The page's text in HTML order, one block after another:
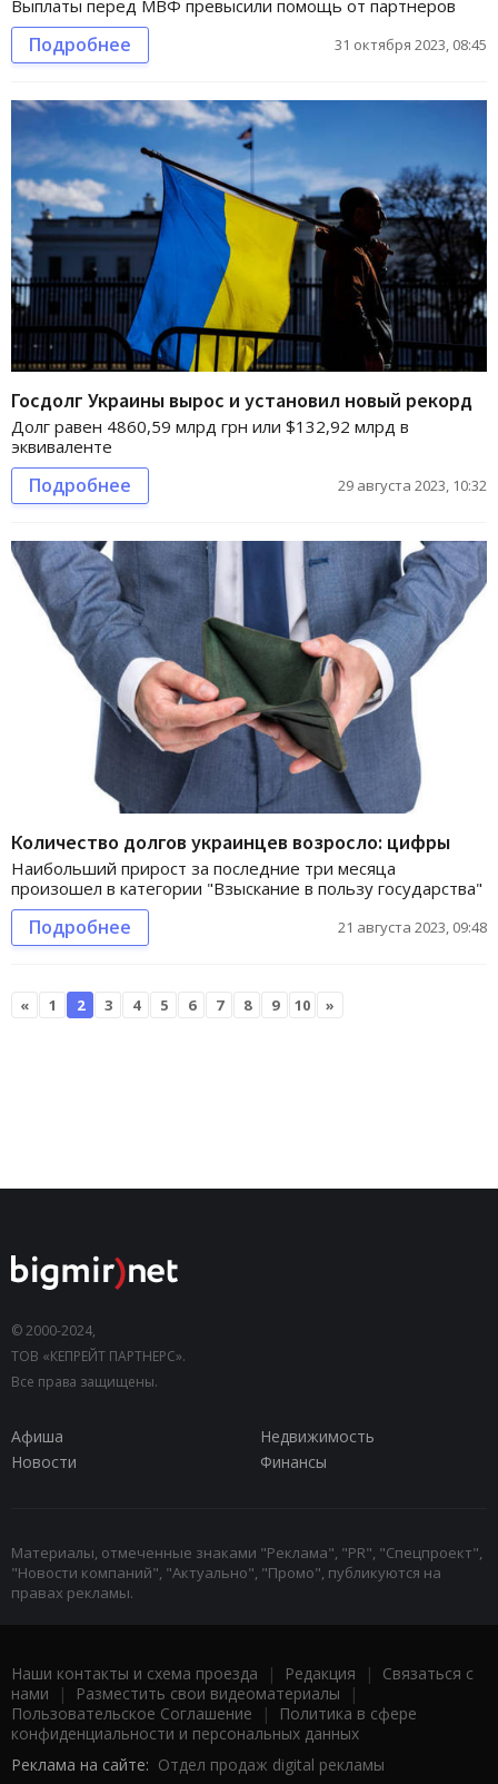
Выплаты перед МВФ превысили помощь от партнеров
Подробнее 31 октября 2023, 08:45
Госдолг Украины вырос и установил новый рекорд
Долг равен 4860,59 млрд грн или $132,92 млрд в
эквиваленте
Подробнее 29 августа 2023, 10:32
Количество долгов украинцев возросло: цифры
Наибольший прирост за последние три месяца
произошел в категории "Взыскание в пользу государства"
Подробнее 21 августа 2023, 09:48
« 1 2 3 4 5 6 7 8 9 10 »
© 2000-2024,
ТОВ «КЕПРЕЙТ ПАРТНЕРС».
Все права защищены.
Афиша
Недвижимость
Новости
Финансы
Материалы, отмеченные знаками "Реклама", "PR", "Спецпроект",
"Новости компаний", "Актуально", "Промо", публикуются на
правах рекламы.
Наши контакты и схема проезда | Редакция | Связаться с
нами | Разместить свои видеоматериалы |
Пользовательское Соглашение |
Политика в сфере
конфиденциальности и персональных данных
Реклама на сайте: Отдел продаж digital рекламы